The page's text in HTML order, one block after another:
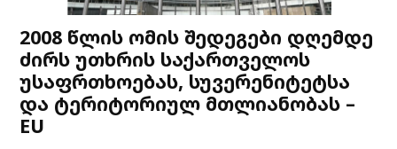
2008 წლის ომის შედეგები დღემდე
ძირს უთხრის საქართველოს
უსაფრთხოებას, სუვერენიტეტსა
და ტერიტორიულ მთლიანობას –
EU